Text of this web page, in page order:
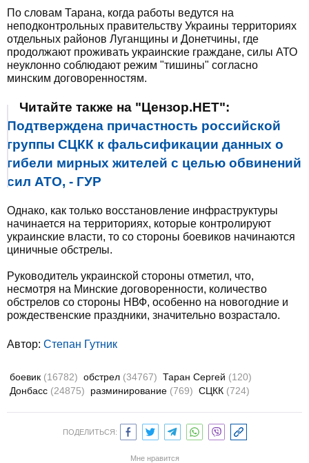
По словам Тарана, когда работы ведутся на
неподконтрольных правительству Украины территориях
отдельных районов Луганщины и Донетчины, где
продолжают проживать украинские граждане, силы АТО
неуклонно соблюдают режим "тишины" согласно
минским договоренностям.
Читайте также на "Цензор.НЕТ":
Подтверждена причастность российской
группы СЦКК к фальсификации данных о
гибели мирных жителей с целью обвинений
сил АТО, - ГУР
Однако, как только восстановление инфраструктуры
начинается на территориях, которые контролируют
украинские власти, то со стороны боевиков начинаются
циничные обстрелы.
Руководитель украинской стороны отметил, что,
несмотря на Минские договоренности, количество
обстрелов со стороны НВФ, особенно на новогодние и
рождественские праздники, значительно возрастало.
Автор: Степан Гутник
боевик (16782) обстрел (34767) Таран Сергей (120)
Донбасс (24875) разминирование (769) СЦКК (724)
ПОДЕЛИТЬСЯ:
Мне нравится